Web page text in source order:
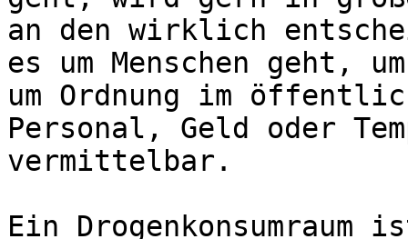
an den wirklich
es um Menschen geht,
um Ordnung im
Personal, Geld oder
vermittelbar.
Ein